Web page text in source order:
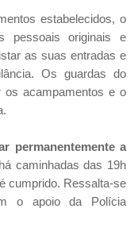
estabelecidos, o
pessoais originais e
as suas entradas e
Os guardas do
os acampamentos e o
permanentemente a
caminhadas das 19h
cumprido. Ressalta-se
o apoio da Polícia